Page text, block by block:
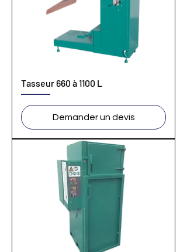
Tasseur 660 à 1100 L
Demander un devis